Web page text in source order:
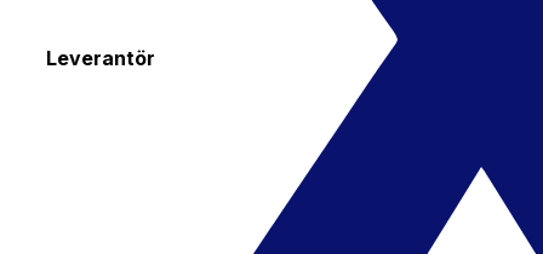
Leverantör